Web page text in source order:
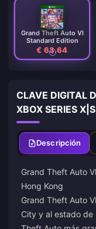
Grand Theft Auto VI
Standard Edition
€ 63.64
CLAVE DIGITAL
XBOX SERIES
Descripción
Grand Theft Auto
Hong Kong
Grand Theft Auto
City y al estado de